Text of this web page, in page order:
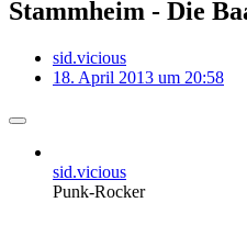
Stammheim - Die
sid.vicious
18. April 2013 um 20:58
sid.vicious
Punk-Rocker